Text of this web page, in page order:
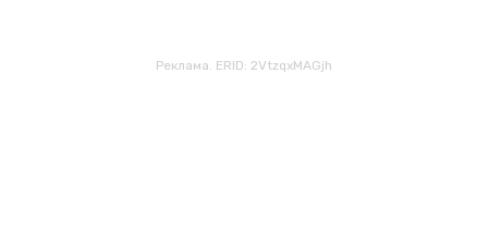
Реклама. ERID: 2VtzqxMAGjh